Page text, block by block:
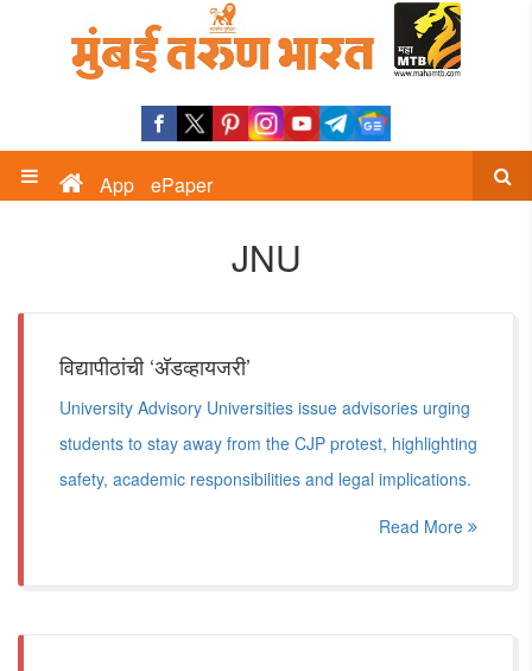
App ePaper
JNU
विद्यापीठांची ‘अ‍ॅडव्हायजरी’
University Advisory Universities issue advisories urging
students to stay away from the CJP protest, highlighting
safety, academic responsibilities and legal implications.
Read More